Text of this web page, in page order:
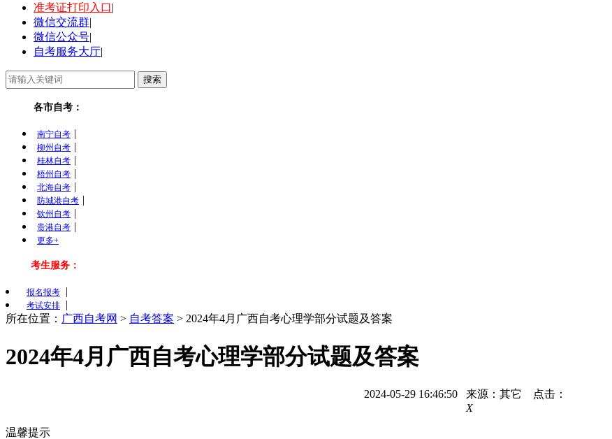
准考证打印入口|
微信交流群|
微信公众号|
自考服务大厅|
各市自考：
南宁自考 |
柳州自考 |
桂林自考 |
梧州自考 |
北海自考 |
防城港自考 |
钦州自考 |
贵港自考 |
更多+
考生服务：
报名报考 |
考试安排
|
所在位置： 广西自考网 > 自考答案 > 2024年4月广西自考心理学部分试题及答案
2024年4月广西自考心理学部分试题及答案
2024-05-29 16:46:50 来源：其它 点击：
X
温馨提示